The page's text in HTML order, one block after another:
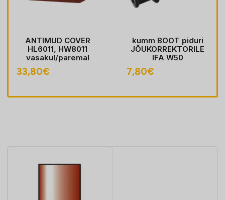
ANTIMUD COVER
HL6011, HW8011
vasakul/paremal
33,80€
kumm BOOT piduri
JÕUKORREKTORILE
IFA W50
7,80€